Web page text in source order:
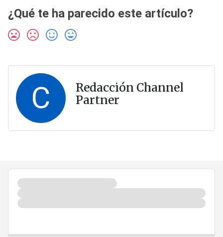
¿Qué te ha parecido este artículo?
C
Redacción Channel
Partner